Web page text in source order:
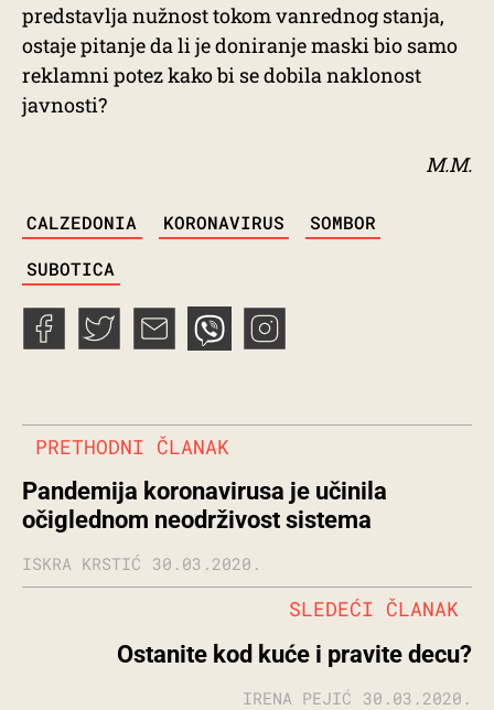
predstavlja nužnost tokom vanrednog stanja,
ostaje pitanje da li je doniranje maski bio samo
reklamni potez kako bi se dobila naklonost
javnosti?
M.M.
CALZEDONIA KORONAVIRUS SOMBOR
SUBOTICA
PRETHODNI ČLANAK
Pandemija koronavirusa je učinila
očiglednom neodrživost sistema
ISKRA KRSTIĆ 30.03.2020.
Ostanite kod kuće i pravite decu?
SLEDEĆI ČLANAK
IRENA PEJIĆ 30.03.2020.